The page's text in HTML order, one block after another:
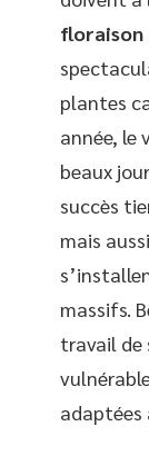
floraison
plantes
année, le
beaux
succès
mais
massifs.
travail de
adaptées